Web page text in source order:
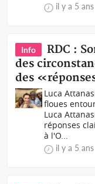
il y a 5 ans
Info
RDC :
des
des
Luca
floues
Luca
réponses
à l'O...
il y a 5 ans